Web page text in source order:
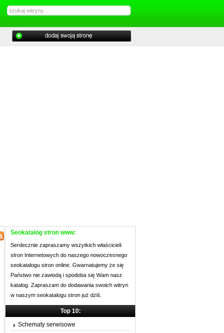
Seokatalog stron www:
Serdecznie zapraszamy wszytkich właścicieli
stron Internetowych do naszego nowoczesnego
seokatalogu stron online. Gwarnatujemy że się
Państwo nie zawiodą i spodoba się Wam nasz
katalog. Zapraszam do dodawania swoich witryn
w naszym seokatalogu stron już dziś.
Top 10:
Schematy serwisowe